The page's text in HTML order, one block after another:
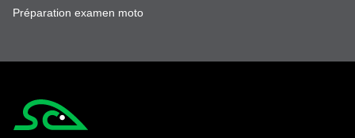
Préparation examen moto